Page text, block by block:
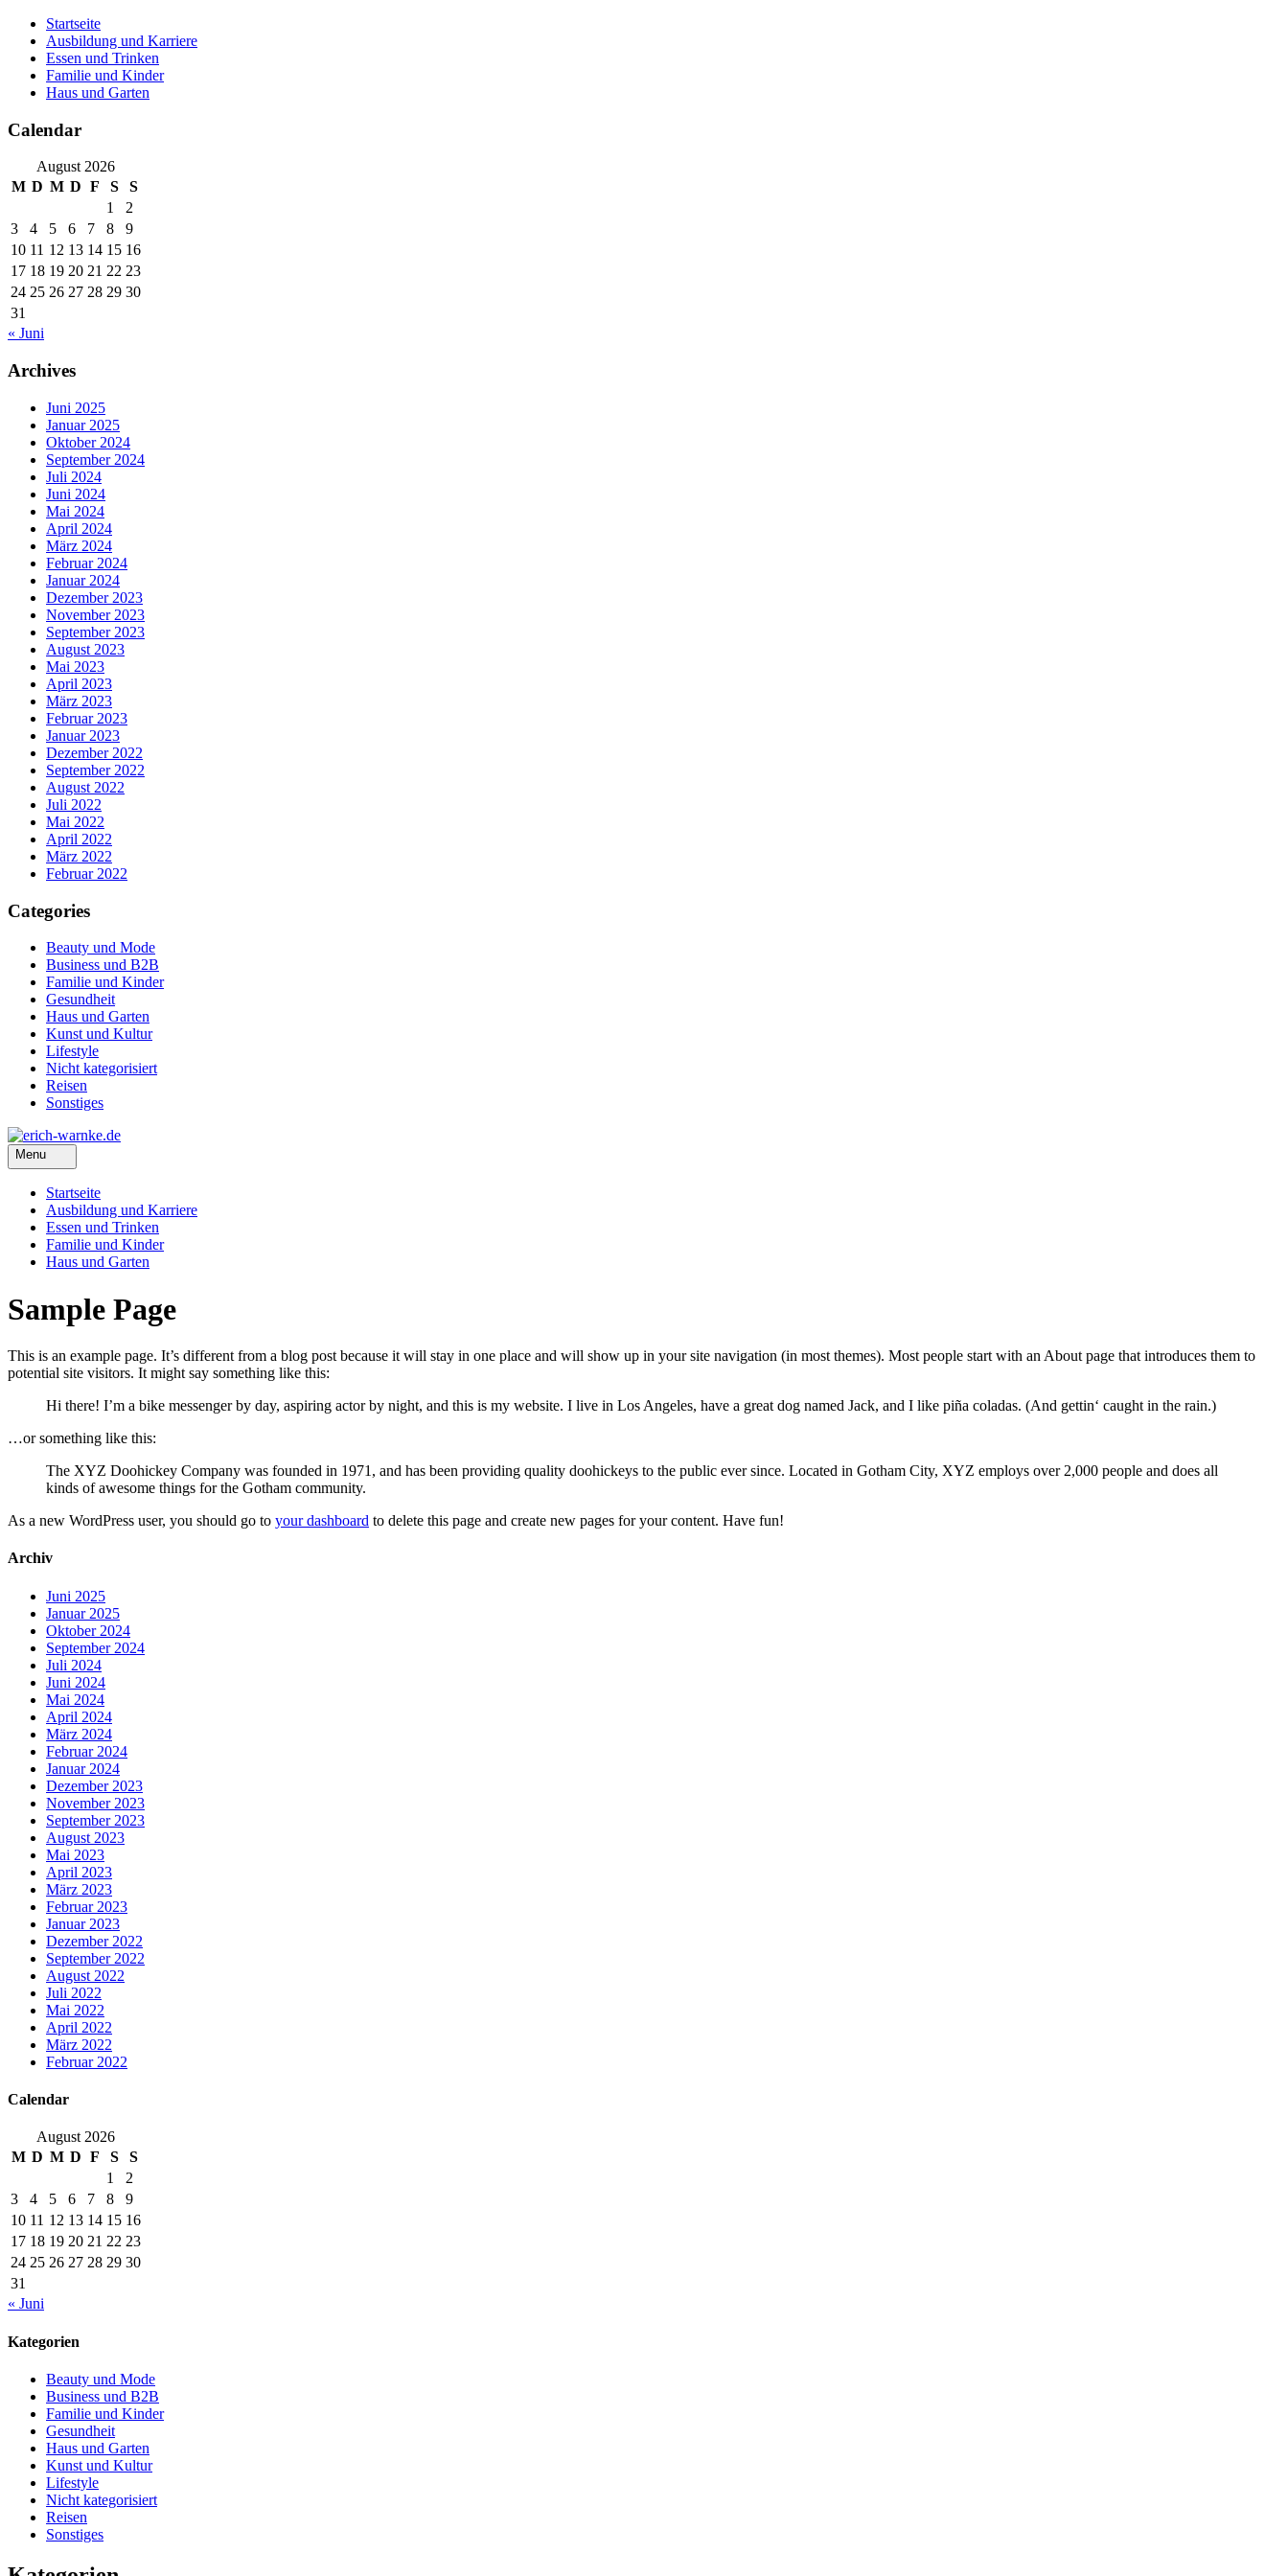
Skip
content
Startseite
Ausbildung und Karriere
Essen und Trinken
Familie und Kinder
Haus und Garten
Calendar
August 2026
M D M D F S
S
1
2
3
4 5 6 7 8
9
10 11 12 13 14 15 16
17 18 19 20 21 22 23
24 25 26 27 28 29 30
31
« Juni
Archives
Juni 2025
Januar 2025
Oktober 2024
September 2024
Juli 2024
Juni 2024
Mai 2024
April 2024
März 2024
Februar 2024
Januar 2024
Dezember 2023
November 2023
September 2023
August 2023
Mai 2023
April 2023
März 2023
Februar 2023
Januar 2023
Dezember 2022
September 2022
August 2022
Juli 2022
Mai 2022
April 2022
März 2022
Februar 2022
Categories
Beauty und Mode
Business und B2B
Familie und Kinder
Gesundheit
Haus und Garten
Kunst und Kultur
Lifestyle
Nicht kategorisiert
Reisen
Sonstiges
Menu
Startseite
Ausbildung und Karriere
Essen und Trinken
Familie und Kinder
Haus und Garten
Sample Page
This is an example page. It’s different from a blog post because it will stay in one place and will show up in your site navigation (in most themes). Most people start with an About page that introduces them to
potential site visitors. It might say something like this:
Hi there! I’m a bike messenger by day, aspiring actor by night, and this is my website. I live in Los Angeles, have a great dog named Jack, and I like piña coladas. (And gettin‘ caught in the rain.)
…or something like this:
The XYZ Doohickey Company was founded in 1971, and has been providing quality doohickeys to the public ever since. Located in Gotham City, XYZ employs over 2,000 people and does all
kinds of awesome things for the Gotham community.
As a new WordPress user, you should go to your dashboard to delete this page and create new pages for your content. Have fun!
Archiv
Juni 2025
Januar 2025
Oktober 2024
September 2024
Juli 2024
Juni 2024
Mai 2024
April 2024
März 2024
Februar 2024
Januar 2024
Dezember 2023
November 2023
September 2023
August 2023
Mai 2023
April 2023
März 2023
Februar 2023
Januar 2023
Dezember 2022
September 2022
August 2022
Juli 2022
Mai 2022
April 2022
März 2022
Februar 2022
Calendar
August 2026
M D M D F S
S
1
2
3
4 5 6 7 8
9
10 11 12 13 14 15 16
17 18 19 20 21 22 23
24 25 26 27 28 29 30
31
« Juni
Kategorien
Beauty und Mode
Business und B2B
Familie und Kinder
Gesundheit
Haus und Garten
Kunst und Kultur
Lifestyle
Nicht kategorisiert
Reisen
Sonstiges